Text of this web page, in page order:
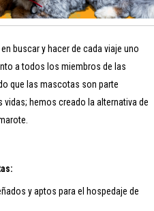
buscar y hacer de cada viaje uno
a todos los miembros de las
que las mascotas son parte
hemos creado la alternativa de
y aptos para el hospedaje de